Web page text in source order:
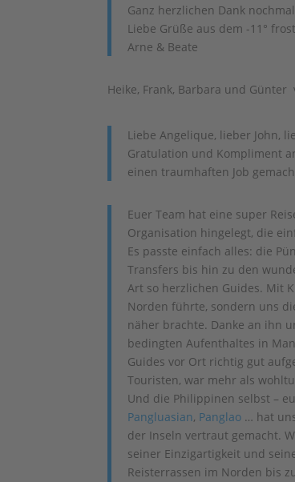
Ganz herzlichen Dank
Liebe Grüße aus dem -11°
Arne & Beate
Heike, Frank, Barbara und Günter
Liebe Angelique, lieber John,
Gratulation und Kompliment
einen traumhaften Job
Euer Team hat eine super
Organisation hingelegt, die
Es passte einfach alles: die
Transfers bis hin zu den
Art so herzlichen Guides. Mit
Norden führte, sondern uns
näher brachte. Danke an ihn
bedingten Aufenthaltes in
Guides vor Ort richtig gut
Touristen, war mehr als
Und die Philippinen selbst –
Pangluasian, Panglao … hat
der Inseln vertraut gemacht.
seiner Einzigartigkeit und
Reisterrassen im Norden bis